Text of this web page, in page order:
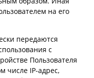
на его
передаются
с
Пользователя
числе IP-адрес,